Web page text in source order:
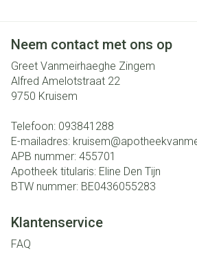
Neem contact met ons op
Greet Vanmeirhaeghe Zingem
Alfred Amelotstraat 22
9750 Kruisem
Telefoon: 093841288
E-mailadres: kruisem@
APB nummer: 455701
Apotheek titularis: Eline Den Tijn
BTW nummer: BE0436055283
Klantenservice
FAQ